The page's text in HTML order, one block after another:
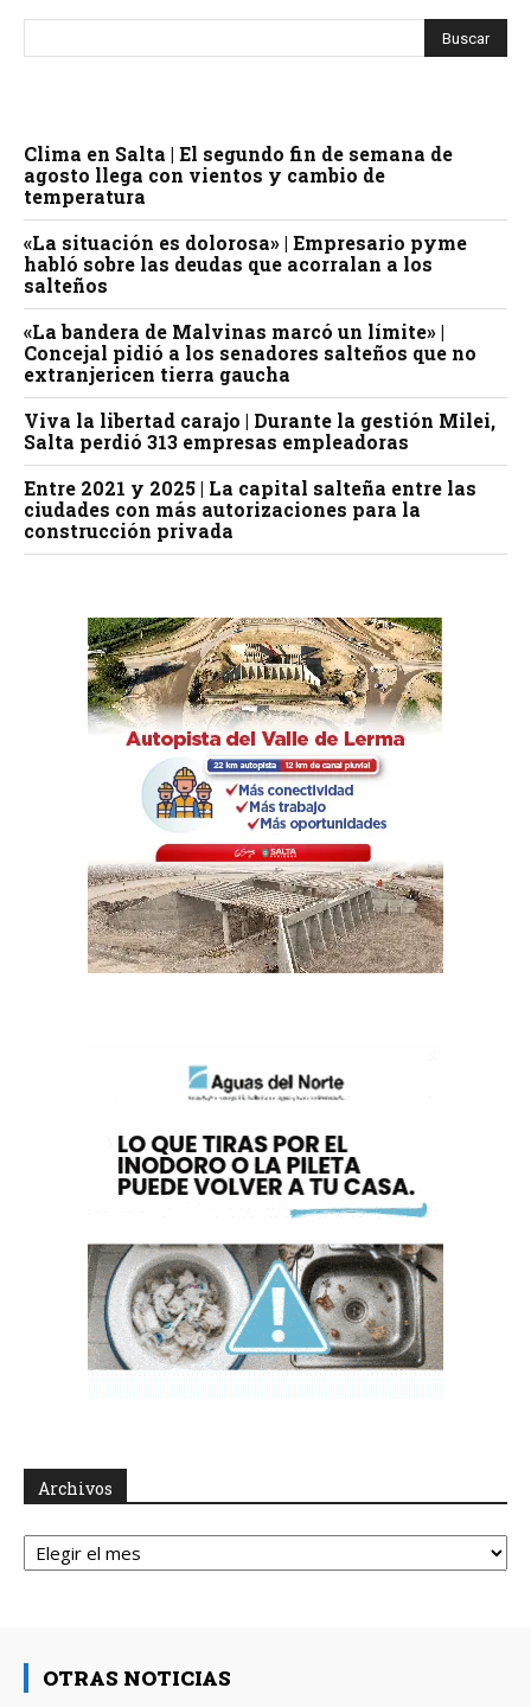
Clima en Salta | El segundo fin de semana de
agosto llega con vientos y cambio de
temperatura
«La situación es dolorosa» | Empresario pyme
habló sobre las deudas que acorralan a los
salteños
«La bandera de Malvinas marcó un límite» |
Concejal pidió a los senadores salteños que no
extranjericen tierra gaucha
Viva la libertad carajo | Durante la gestión Milei,
Salta perdió 313 empresas empleadoras
Entre 2021 y 2025 | La capital salteña entre las
ciudades con más autorizaciones para la
construcción privada
Archivos
Archivos
OTRAS NOTICIAS